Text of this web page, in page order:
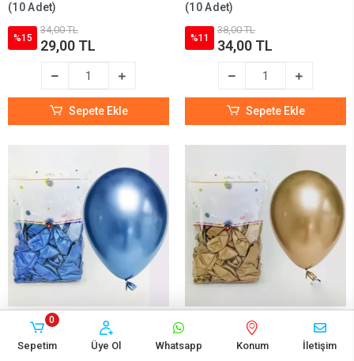
(10 Adet)
%15
34,00 TL
29,00 TL
Sepete Ekle
(10 Adet)
%11
38,00 TL
34,00 TL
Sepete Ekle
Mavi Krom Balon (50 Adet -
30 cm)
Gold Krom Balon (50 Adet -
30 cm)
Sepetim
0
Üye Ol Whatsapp Konum İletişim